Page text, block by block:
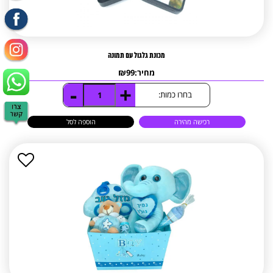
מכונת גלגול עם תמונה
מחיר: ₪99
בחרו כמות: +
כמות
של
מכונת
-
רכישה מהירה הוספה לסל